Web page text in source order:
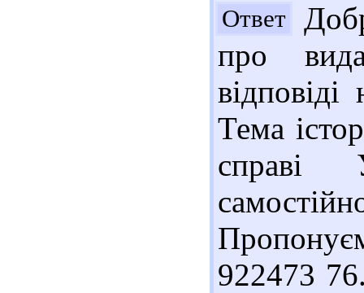
Ответ
про
Тема
справі
922473